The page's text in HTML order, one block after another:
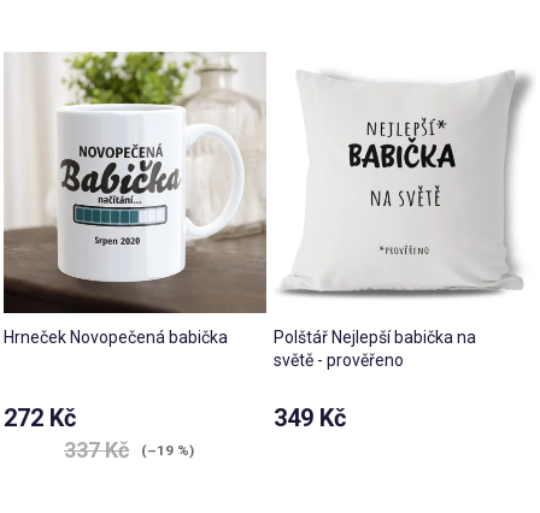
Hrneček Novopečená babička
272 Kč
337 Kč (–19 %)
Polštář Nejlepší babička na
světě - prověřeno
349 Kč